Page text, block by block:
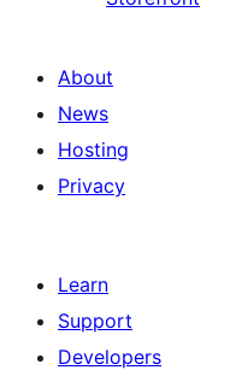
About
News
Hosting
Privacy
Learn
Support
Developers